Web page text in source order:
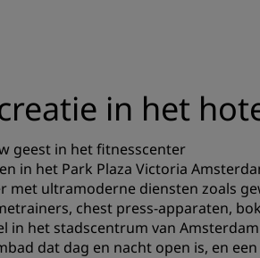
in het
geest in het fitnesscenter
in het Park Plaza Victoria
met ultramoderne diensten zoals
chest press-apparaten,
in het stadscentrum van
dat dag en nacht open is, en een